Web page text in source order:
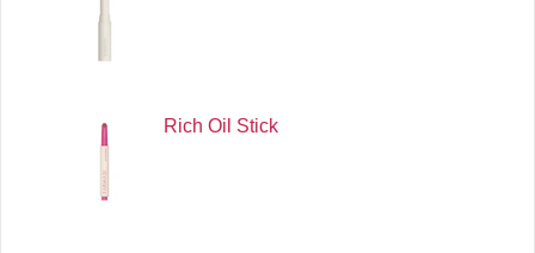
Rich Oil Stick